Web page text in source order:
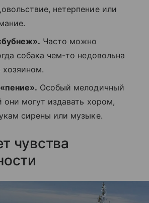
нетерпение или
Часто можно
собака чем-то недовольна
хозяином.
Особый мелодичный
они могут издавать хором,
сирены или музыке.
чувства